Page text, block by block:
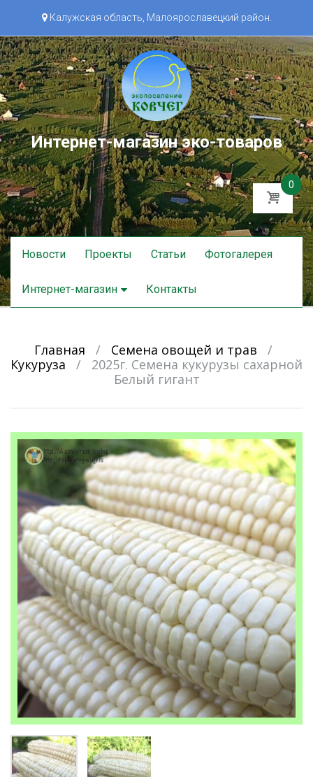
Калужская область, Малоярославецкий район.
Интернет-магазин эко-товаров
0
Skip
to
Новости Проекты Статьи Фотогалерея
Интернет-магазин Контакты
Главная / Семена овощей и трав
/
Кукуруза
/
2025г. Семена кукурузы сахарной
Белый гигант